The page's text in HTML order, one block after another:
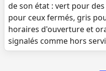
de son état : vert pour
pour ceux fermés, gris
horaires d'ouverture et
signalés comme hors